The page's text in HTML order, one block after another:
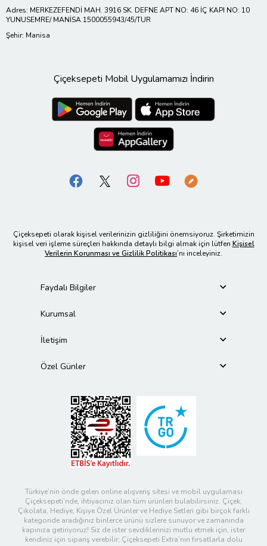
Adres: MERKEZEFENDİ MAH. 3916 SK. DEFNE APT NO: 46 İÇ KAPI NO: 10
YUNUSEMRE/ MANİSA 1500055943/45/TUR
Şehir: Manisa
Çiçeksepeti Mobil Uygulamamızı İndirin
Çiçeksepeti olarak kişisel verilerinizin gizliliğini önemsiyoruz. Şirketimizin
kişisel veri işleme süreçleri hakkında detaylı bilgi almak için lütfen Kişisel
Verilerin Korunması ve Gizlilik Politikası’nı inceleyiniz.
Faydalı Bilgiler
Kurumsal
İletişim
Özel Günler
Türkiye’nin önde gelen online alışveriş sitesi ve mobil uygulaması
Çiçeksepeti’nde, ihtiyacınız olan tüm ürünleri bulabilirsiniz. Çiçek,
Çikolata, Hediye, Kişiye Özel Ürünler ve Hediye Setleri gibi birçok farklı
kategoride aradığınız binlerce ürünü sizlere sunuyor ve zamanında
kapınıza getiriyoruz! Siz de ister sevdiklerinizi mutlu etmek için, ister
kendiniz için sipariş verebilir; Çiçeksepeti Extra’nın fırsatlarla dolu